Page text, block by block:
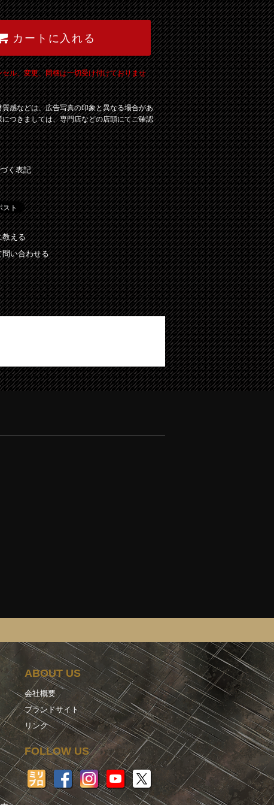
カートに入れる
ル、変更、同梱は一切受け付けておりませ
感などは、広告写真の印象と異なる場合があ
つきましては、専門店などの店頭にてご確認
く表記
教える
問い合わせる
ABOUT US
会社概要
ブランドサイト
リンク
FOLLOW US